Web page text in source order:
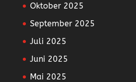
Oktober 2025
September 2025
Juli 2025
Juni 2025
Mai 2025